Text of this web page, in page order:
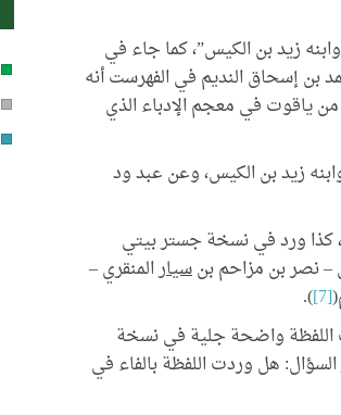
زيد بن الكيس”، كما جاء في
إسحاق النديم في الفهرست أنه
ياقوت في معجم الإدباء الذي
زيد بن الكيس، وعن عبد ود
كذا ورد في نسخة جستر بيتي
نصر بن مزاحم بنسيارالمنقري –
[7]
).
اللفظة واضحة جلية في نسخة
هل وردت اللفظة بالفاء في